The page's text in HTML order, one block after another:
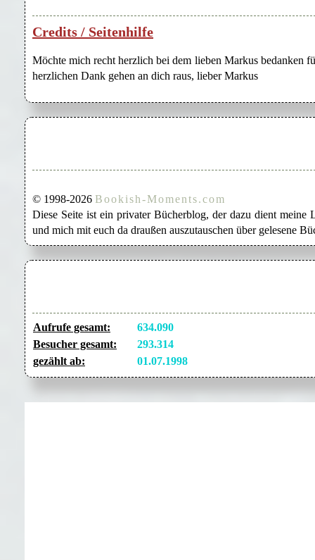
Credits / Seitenhilfe
Möchte mich recht herzlich bei dem lieben Markus bedanken
herzlichen Dank gehen an dich raus, lieber Markus
© 1998-2026 Bookish-Moments.com
Diese Seite ist ein privater Bücherblog, der dazu dient meine
und mich mit euch da draußen auszutauschen über gelesene
Aufrufe gesamt:
634.090
Besucher gesamt:
293.314
gezählt ab:
01.07.1998